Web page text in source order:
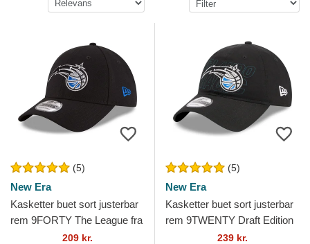
(5)
New Era
Kasketter buet sort justerbar
rem 9FORTY The League fra
Orlando Magic NBA af New
209 kr.
(5)
New Era
Kasketter buet sort justerbar
rem 9TWENTY Draft Edition
2023 fra Orlando Magic NBA
239 kr.